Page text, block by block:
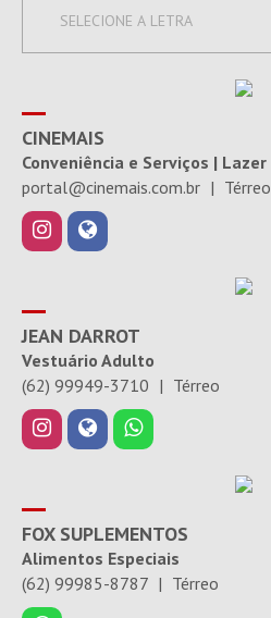
CINEMAIS
Conveniência e Serviços | Lazer
portal@cinemais.com.br | Térreo
JEAN DARROT
Vestuário Adulto
(62) 99949-3710 | Térreo
FOX SUPLEMENTOS
Alimentos Especiais
(62) 99985-8787 | Térreo